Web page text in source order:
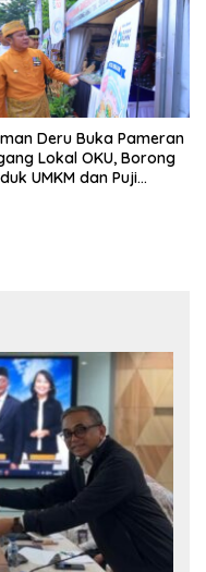
Deru Buka Pameran
Lokal OKU, Borong
UMKM dan Puji